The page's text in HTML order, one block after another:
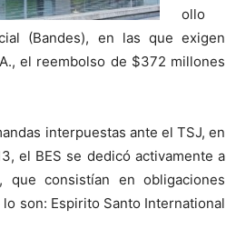
ollo
(Bandes), en las que exigen
el reembolso de $372 millones
interpuestas ante el TSJ, en
el BES se dedicó activamente a
que consistían en obligaciones
son: Espirito Santo International